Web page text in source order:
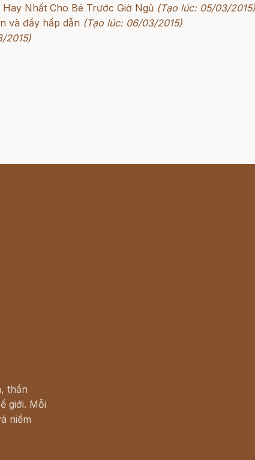
Nhất Cho Bé Trước Giờ Ngủ (Tạo lúc: 05/03/2015)
và đầy hấp dẫn (Tạo lúc: 06/03/2015)
2015)
thần
giới. Mỗi
niềm